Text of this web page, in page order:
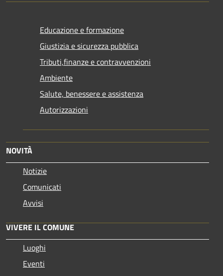
Educazione e formazione
Giustizia e sicurezza pubblica
Tributi,finanze e contravvenzioni
Ambiente
Salute, benessere e assistenza
Autorizzazioni
NOVITÀ
Notizie
Comunicati
Avvisi
VIVERE IL COMUNE
Luoghi
Eventi